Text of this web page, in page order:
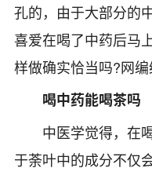
孔的，由于大部分的
喜爱在喝了中药后马
样做确实恰当吗?网编
喝中药能喝茶吗
中医学觉得，在喝
于荼叶中的成分不仅